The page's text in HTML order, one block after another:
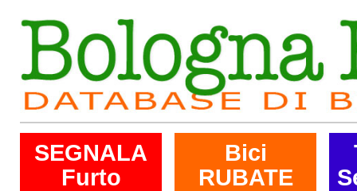
SEGNALA
Furto
Bici
RUBATE